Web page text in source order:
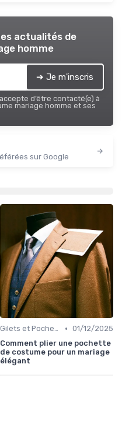
actualités de
homme
➔ Je m'inscris
d’être contacté(e) à
mariage homme et ses
sur Google
Gilets et Pochettes • 01/12/2025
Comment plier une pochette
de costume pour un mariage
élégant